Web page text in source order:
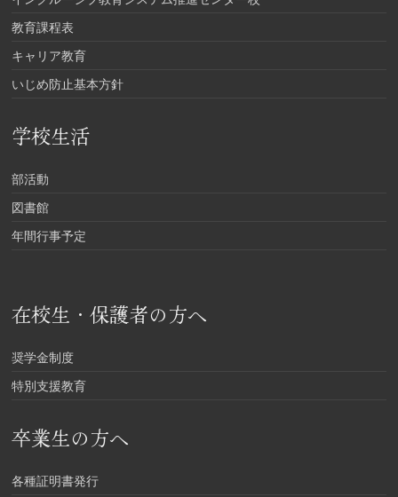
教育課程表
キャリア教育
いじめ防止基本方針
学校生活
部活動
図書館
年間行事予定
在校生・保護者の方へ
奨学金制度
特別支援教育
卒業生の方へ
各種証明書発行